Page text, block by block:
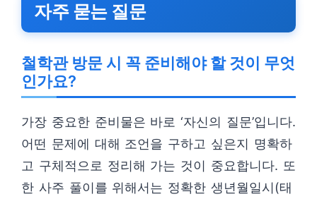
자주 묻는 질문
철학관 방문 시 꼭 준비해야 할 것이 무엇
인가요?
가장 중요한 준비물은 바로 ‘자신의 질문’입니다.
어떤 문제에 대해 조언을 구하고 싶은지 명확하
고 구체적으로 정리해 가는 것이 중요합니다. 또
한 사주 풀이를 위해서는 정확한 생년월일시(태